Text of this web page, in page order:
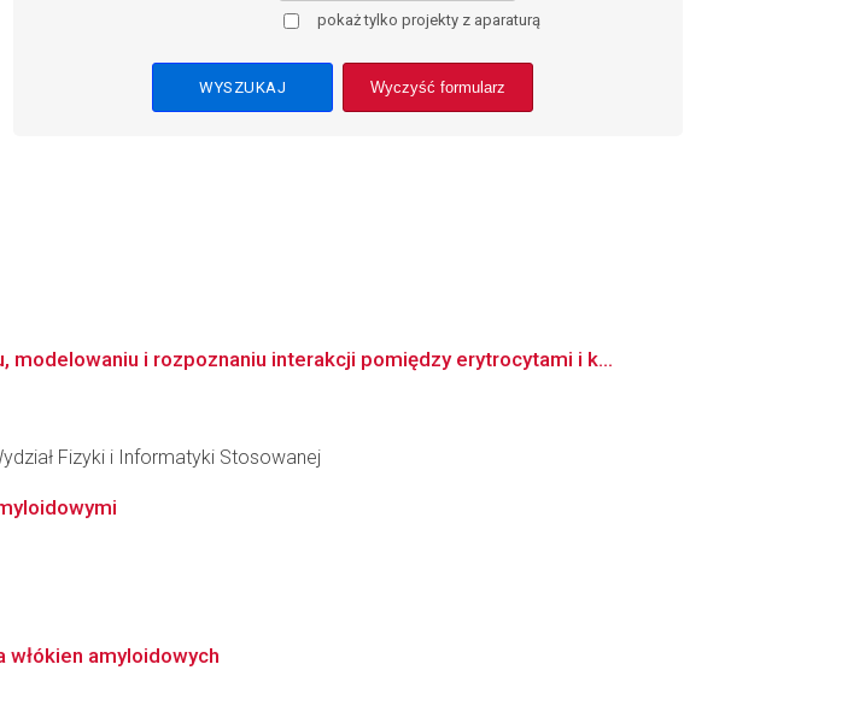
pokaż tylko projekty z aparaturą
Wyczyść formularz
i rozpoznaniu interakcji pomiędzy erytrocytami i k...
Fizyki i Informatyki Stosowanej
włókien amyloidowych